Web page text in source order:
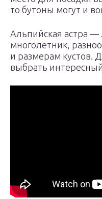
то бутоны могут и
Альпийская астра
многолетник,
и размерам кустов.
выбрать